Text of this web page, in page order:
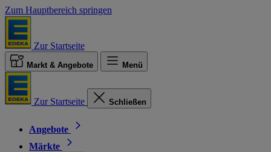
Zum Hauptbereich springen
Zur Startseite
Markt & Angebote Menü
Zur Startseite Schließen
Angebote
Märkte